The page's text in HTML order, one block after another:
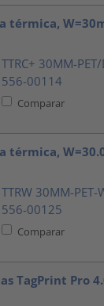
térmica,
TTRC+ 30MM-
556-00114
Comparar
térmica,
TTRW 30MM-PET-
556-00125
Comparar
TagPrint Pro